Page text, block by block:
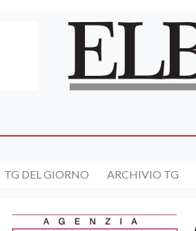
TG DEL GIORNO ARCHIVIO TG